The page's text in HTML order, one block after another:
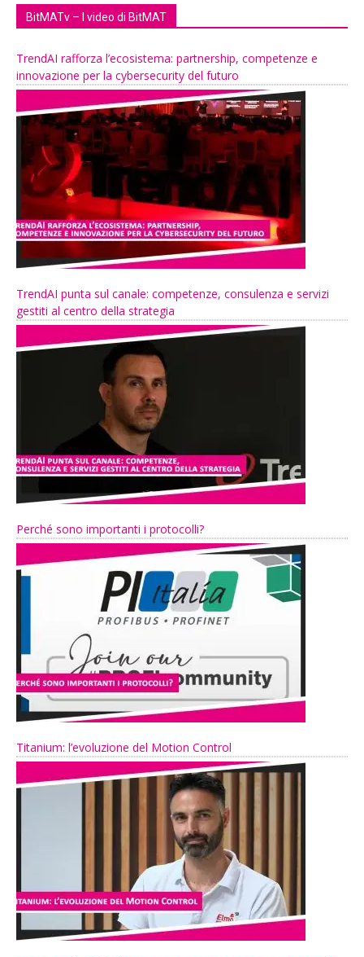
BitMATv – I video di BitMAT
TrendAI rafforza l’ecosistema: partnership, competenze e
innovazione per la cybersecurity del futuro
TrendAI punta sul canale: competenze, consulenza e servizi
gestiti al centro della strategia
Perché sono importanti i protocolli?
Titanium: l’evoluzione del Motion Control